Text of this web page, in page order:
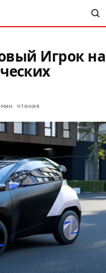
Игрок на
чтения